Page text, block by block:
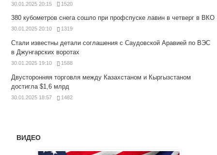
30.01.2025 20:15 1520
380 кубометров снега сошло при профспуске лавин в четверг в ВКО
30.01.2025 20:10 1319
Стали известны детали соглашения с Саудовской Аравией по ВЭС
в Джунгарских воротах
30.01.2025 19:10 1588
Двусторонняя торговля между Казахстаном и Кыргызстаном
достигла $1,6 млрд
30.01.2025 18:57 1482
ВИДЕО